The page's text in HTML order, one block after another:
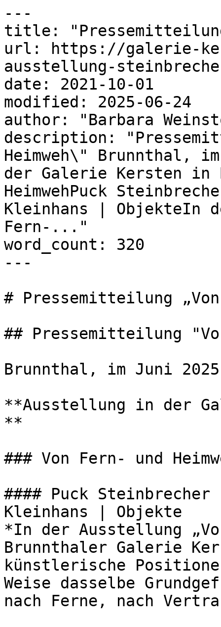
---
title: "Pressemitteilung
url: https://galerie-
ausstellung-
date: 2021-10-01
modified: 2025-06-24
author: "Barbara
description:
Heimweh\" Brunnthal,
der Galerie Kersten in
HeimwehPuck
Kleinhans | ObjekteIn
Fern-..."
word_count: 320
---
# Pressemitteilung „Von
## Pressemitteilung
Brunnthal, im Juni 2025
**Ausstellung in der
**
### Von Fern- und
#### Puck
Kleinhans | Objekte
*In der Ausstellung
Brunnthaler Galerie
künstlerische
Weise dasselbe
nach Ferne, nach